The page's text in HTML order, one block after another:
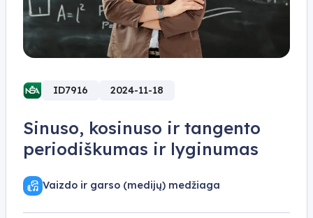
ID7916 2024-11-18
Sinuso, kosinuso ir tangento
periodiškumas ir lyginumas
Vaizdo ir garso (medijų) medžiaga